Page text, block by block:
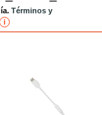
Términos y
ireference